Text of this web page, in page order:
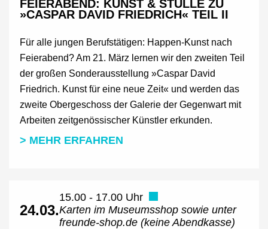
FEIERABEND: KUNST & STULLE ZU
»CASPAR DAVID FRIEDRICH« TEIL II
Für alle jungen Berufstätigen: Happen-Kunst nach
Feierabend? Am 21. März lernen wir den zweiten Teil
der großen Sonderausstellung »Caspar David
Friedrich. Kunst für eine neue Zeit« und werden das
zweite Obergeschoss der Galerie der Gegenwart mit
Arbeiten zeitgenössischer Künstler erkunden.
> MEHR ERFAHREN
24.03.
15.00 - 17.00 Uhr
Karten im Museumsshop sowie unter
freunde-shop.de (keine Abendkasse)